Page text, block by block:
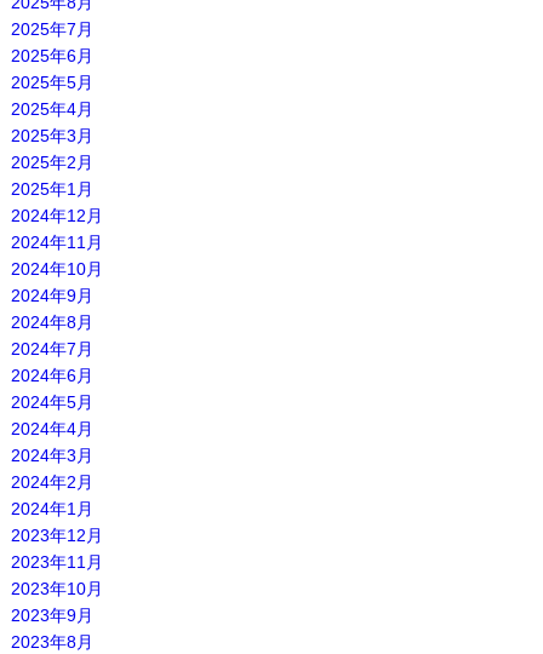
2025年7月
2025年6月
2025年5月
2025年4月
2025年3月
2025年2月
2025年1月
2024年12月
2024年11月
2024年10月
2024年9月
2024年8月
2024年7月
2024年6月
2024年5月
2024年4月
2024年3月
2024年2月
2024年1月
2023年12月
2023年11月
2023年10月
2023年9月
2023年8月